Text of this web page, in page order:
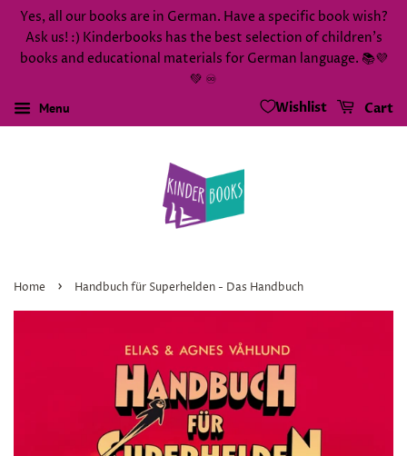
Yes, all our books are in German. Have a specific book wish?
Ask us! :) Kinderbooks has the best selection of children's
books and educational materials for German language. 📚💜
💚 ♾️
Menu Cart
Wishlist
Home › Handbuch für Superhelden - Das Handbuch